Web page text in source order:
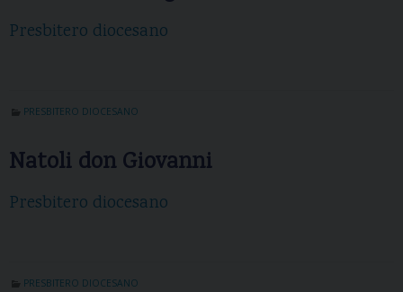
Presbitero diocesano
PRESBITERO DIOCESANO
Natoli don Giovanni
Presbitero diocesano
PRESBITERO DIOCESANO